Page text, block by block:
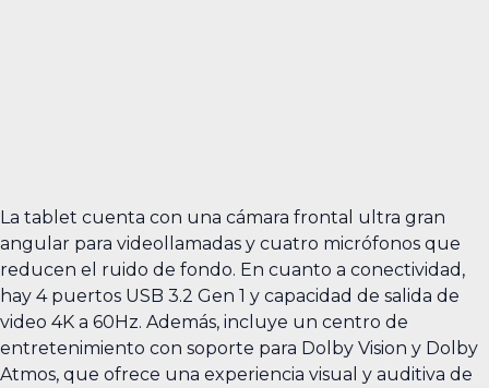
La tablet cuenta con una cámara frontal ultra gran
angular para videollamadas y cuatro micrófonos que
reducen el ruido de fondo. En cuanto a conectividad,
hay 4 puertos USB 3.2 Gen 1 y capacidad de salida de
video 4K a 60Hz. Además, incluye un centro de
entretenimiento con soporte para Dolby Vision y Dolby
Atmos, que ofrece una experiencia visual y auditiva de